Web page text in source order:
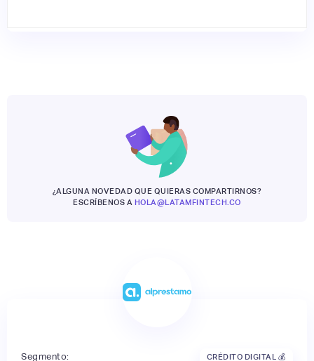
¿ALGUNA NOVEDAD QUE QUIERAS COMPARTIRNOS?
ESCRÍBENOS A HOLA@LATAMFINTECH.CO
Segmento: CRÉDITO DIGITAL 💰